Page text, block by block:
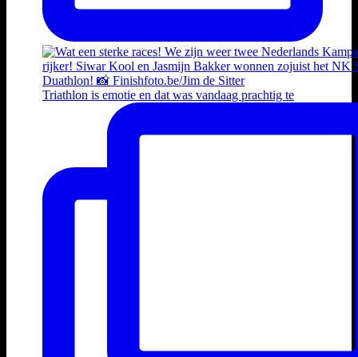
Triathlon is emotie en dat was vandaag prachtig te